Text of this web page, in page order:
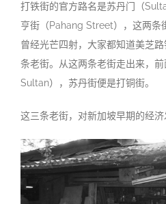
打铁街的官方路名是苏丹门（
亨街（Pahang Street），这两条
曾经光芒四射，大家都知道美芝
条老街。从这两条老街走出来，
Sultan），苏丹街便是打铜街。
这三条老街，对新加坡早期的经济